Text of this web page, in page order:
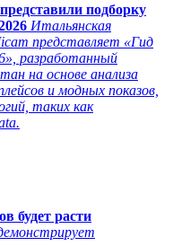
подборку
Итальянская
представляет «Гид
разработанный
на основе анализа
и модных показов,
таких как
будет расти